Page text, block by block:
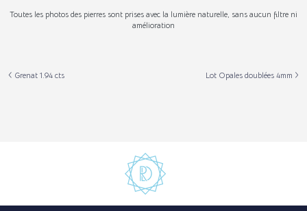
Toutes les photos des pierres sont prises avec la lumière naturelle, sans aucun filtre ni
amélioration
Grenat 1.94 cts Lot Opales doublées 4mm